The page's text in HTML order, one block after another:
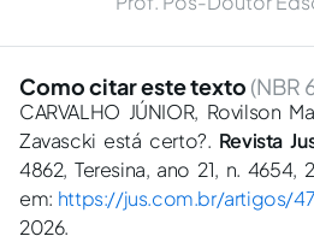
Como citar este texto (NBR
CARVALHO JÚNIOR, Rovilson
Zavascki está certo?. Revista
4862, Teresina, ano 21, n. 4654,
em: https://jus.com.br/artigos/
2026.